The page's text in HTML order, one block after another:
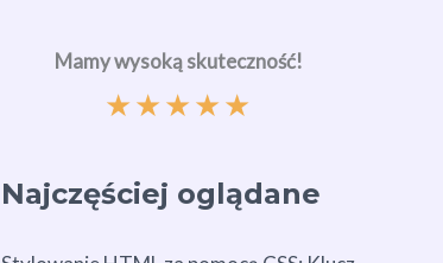
Mamy wysoką skuteczność!
★★★★★
Najczęściej oglądane